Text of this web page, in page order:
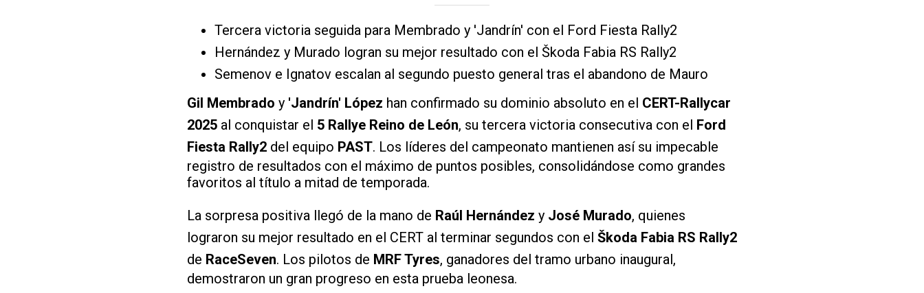
Tercera victoria seguida para Membrado y 'Jandrín' con el Ford Fiesta Rally2
Hernández y Murado logran su mejor resultado con el Škoda Fabia RS Rally2
Semenov e Ignatov escalan al segundo puesto general tras el abandono de Mauro
Gil Membrado y 'Jandrín' López han confirmado su dominio absoluto en el CERT-Rallycar
2025 al conquistar el 5 Rallye Reino de León, su tercera victoria consecutiva con el Ford
Fiesta Rally2 del equipo PAST. Los líderes del campeonato mantienen así su impecable
registro de resultados con el máximo de puntos posibles, consolidándose como grandes
favoritos al título a mitad de temporada.
La sorpresa positiva llegó de la mano de Raúl Hernández y José Murado, quienes
lograron su mejor resultado en el CERT al terminar segundos con el Škoda Fabia RS Rally2
de RaceSeven. Los pilotos de MRF Tyres, ganadores del tramo urbano inaugural,
demostraron un gran progreso en esta prueba leonesa.